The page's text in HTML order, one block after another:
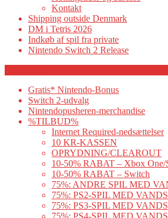
Kontakt
Shipping outside Denmark
DM i Tetris 2026
Indkøb af spil fra private
Nintendo Switch 2 Release
Gratis* Nintendo-Bonus
Switch 2-udvalg
Nintendopusheren-merchandise
%TILBUD%
Internet Required-nedsættelser
10 KR-KASSEN
OPRYDNING/CLEAROUT
10-50% RABAT – Xbox One/
10-50% RABAT – Switch
75%: ANDRE SPIL MED
75%: PS2-SPIL MED
75%: PS3-SPIL MED